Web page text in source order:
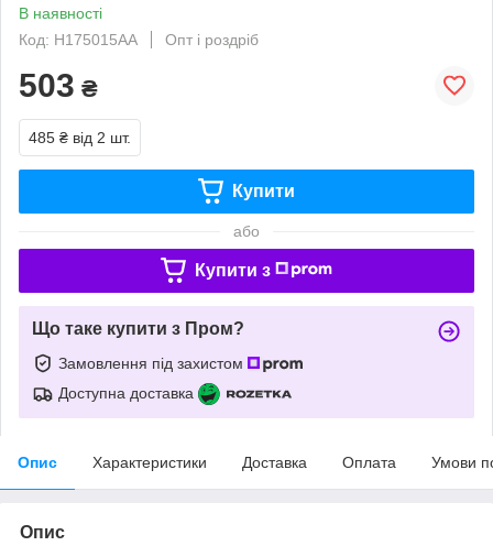
В наявності
Код: H175015AA
Опт і роздріб
503 ₴
485 ₴ від 2 шт.
Купити
або
Купити з
Що таке купити з Пром?
Замовлення під захистом
Доступна доставка
Опис Характеристики Доставка Оплата Умови
Опис